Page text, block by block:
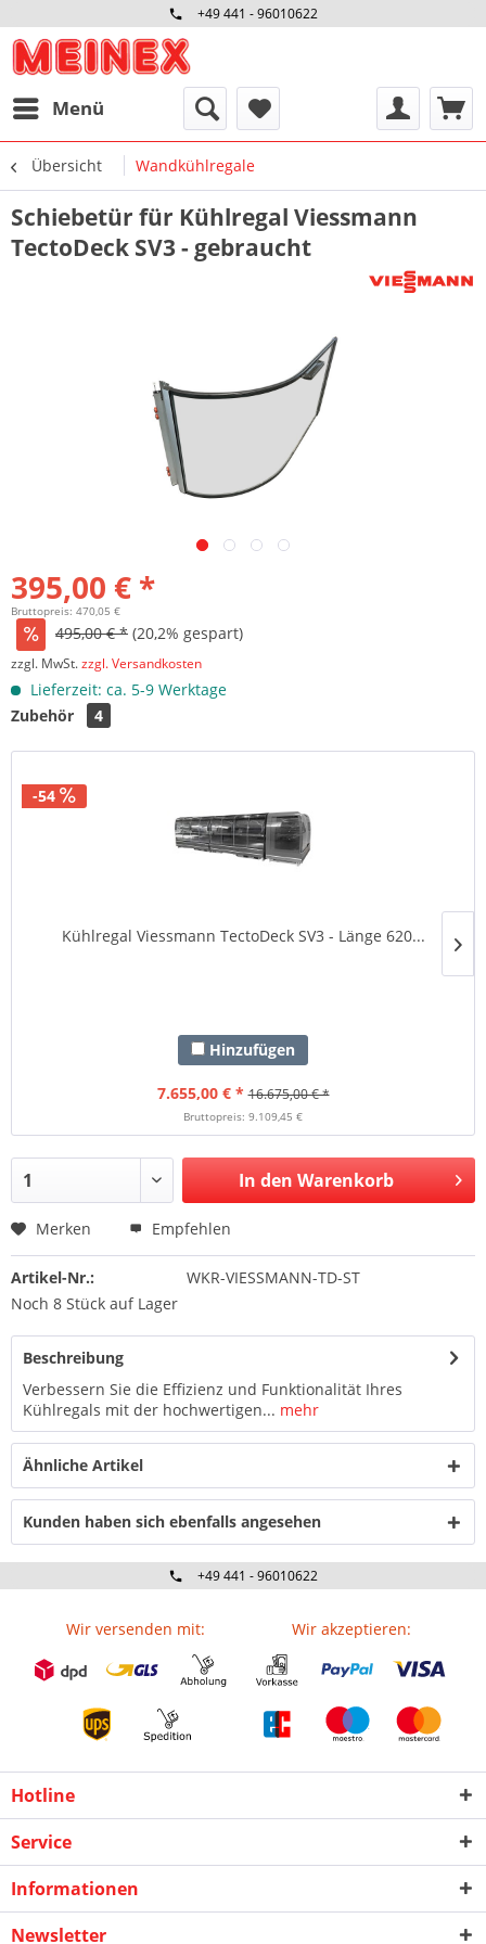
+49 441 - 96010622
Menü
Übersicht Wandkühlregale
Schiebetür für Kühlregal Viessmann
TectoDeck SV3 - gebraucht
395,00 € *
Bruttopreis: 470,05 €
495,00 € * (20,2% gespart)
zzgl. MwSt.zzgl. Versandkosten
Lieferzeit: ca. 5-9 Werktage
Zubehör
4
-54
Kühlregal Viessmann TectoDeck SV3 - Länge 620...
Hinzufügen
7.655,00 € * 16.675,00 € *
Bruttopreis: 9.109,45 €
In den Warenkorb
Merken Empfehlen
Artikel-Nr.:
WKR-VIESSMANN-TD-ST
Noch 8 Stück auf Lager
Beschreibung
Verbessern Sie die Effizienz und Funktionalität Ihres
Kühlregals mit der hochwertigen... mehr
Ähnliche Artikel
Kunden haben sich ebenfalls angesehen
+49 441 - 96010622
Wir versenden mit: Wir akzeptieren:
Hotline
Service
Informationen
Newsletter